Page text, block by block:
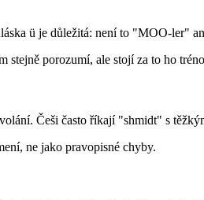
ü je důležitá: není to "MOO-ler"
stejně porozumí, ale stojí za to ho
Češi často říkají "shmidt" s
ne jako pravopisné chyby.